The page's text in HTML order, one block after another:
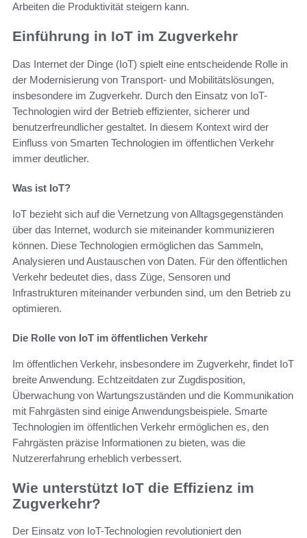
Arbeiten die Produktivität steigern kann.
Einführung in IoT im Zugverkehr
Das Internet der Dinge (IoT) spielt eine entscheidende Rolle in
der Modernisierung von Transport- und Mobilitätslösungen,
insbesondere im Zugverkehr. Durch den Einsatz von IoT-
Technologien wird der Betrieb effizienter, sicherer und
benutzerfreundlicher gestaltet. In diesem Kontext wird der
Einfluss von Smarten Technologien im öffentlichen Verkehr
immer deutlicher.
Was ist IoT?
IoT bezieht sich auf die Vernetzung von Alltagsgegenständen
über das Internet, wodurch sie miteinander kommunizieren
können. Diese Technologien ermöglichen das Sammeln,
Analysieren und Austauschen von Daten. Für den öffentlichen
Verkehr bedeutet dies, dass Züge, Sensoren und
Infrastrukturen miteinander verbunden sind, um den Betrieb zu
optimieren.
Die Rolle von IoT im öffentlichen Verkehr
Im öffentlichen Verkehr, insbesondere im Zugverkehr, findet IoT
breite Anwendung. Echtzeitdaten zur Zugdisposition,
Überwachung von Wartungszuständen und die Kommunikation
mit Fahrgästen sind einige Anwendungsbeispiele. Smarte
Technologien im öffentlichen Verkehr ermöglichen es, den
Fahrgästen präzise Informationen zu bieten, was die
Nutzererfahrung erheblich verbessert.
Wie unterstützt IoT die Effizienz im
Zugverkehr?
Der Einsatz von IoT-Technologien revolutioniert den